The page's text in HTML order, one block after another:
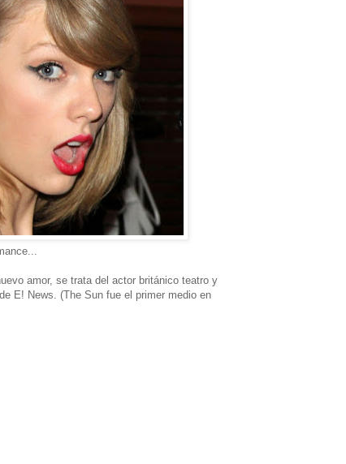
amor, se trata del actor británico teatro y
E! News. (The Sun fue el primer medio en